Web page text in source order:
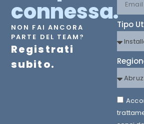
connessa.
NON FAI ANCORA
PARTE DEL TEAM?
Registrati
subito.
Tipo